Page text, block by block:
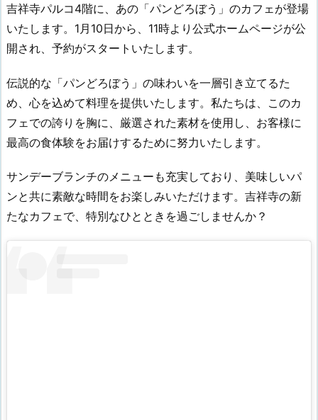
吉祥寺パルコ4階に、あの「パンどろぼう」のカフェが登場
いたします。1月10日から、11時より公式ホームページが公
開され、予約がスタートいたします。
伝説的な「パンどろぼう」の味わいを一層引き立てるた
め、心を込めて料理を提供いたします。私たちは、このカ
フェでの誇りを胸に、厳選された素材を使用し、お客様に
最高の食体験をお届けするために努力いたします。
サンデーブランチのメニューも充実しており、美味しいパ
ンと共に素敵な時間をお楽しみいただけます。吉祥寺の新
たなカフェで、特別なひとときを過ごしませんか？